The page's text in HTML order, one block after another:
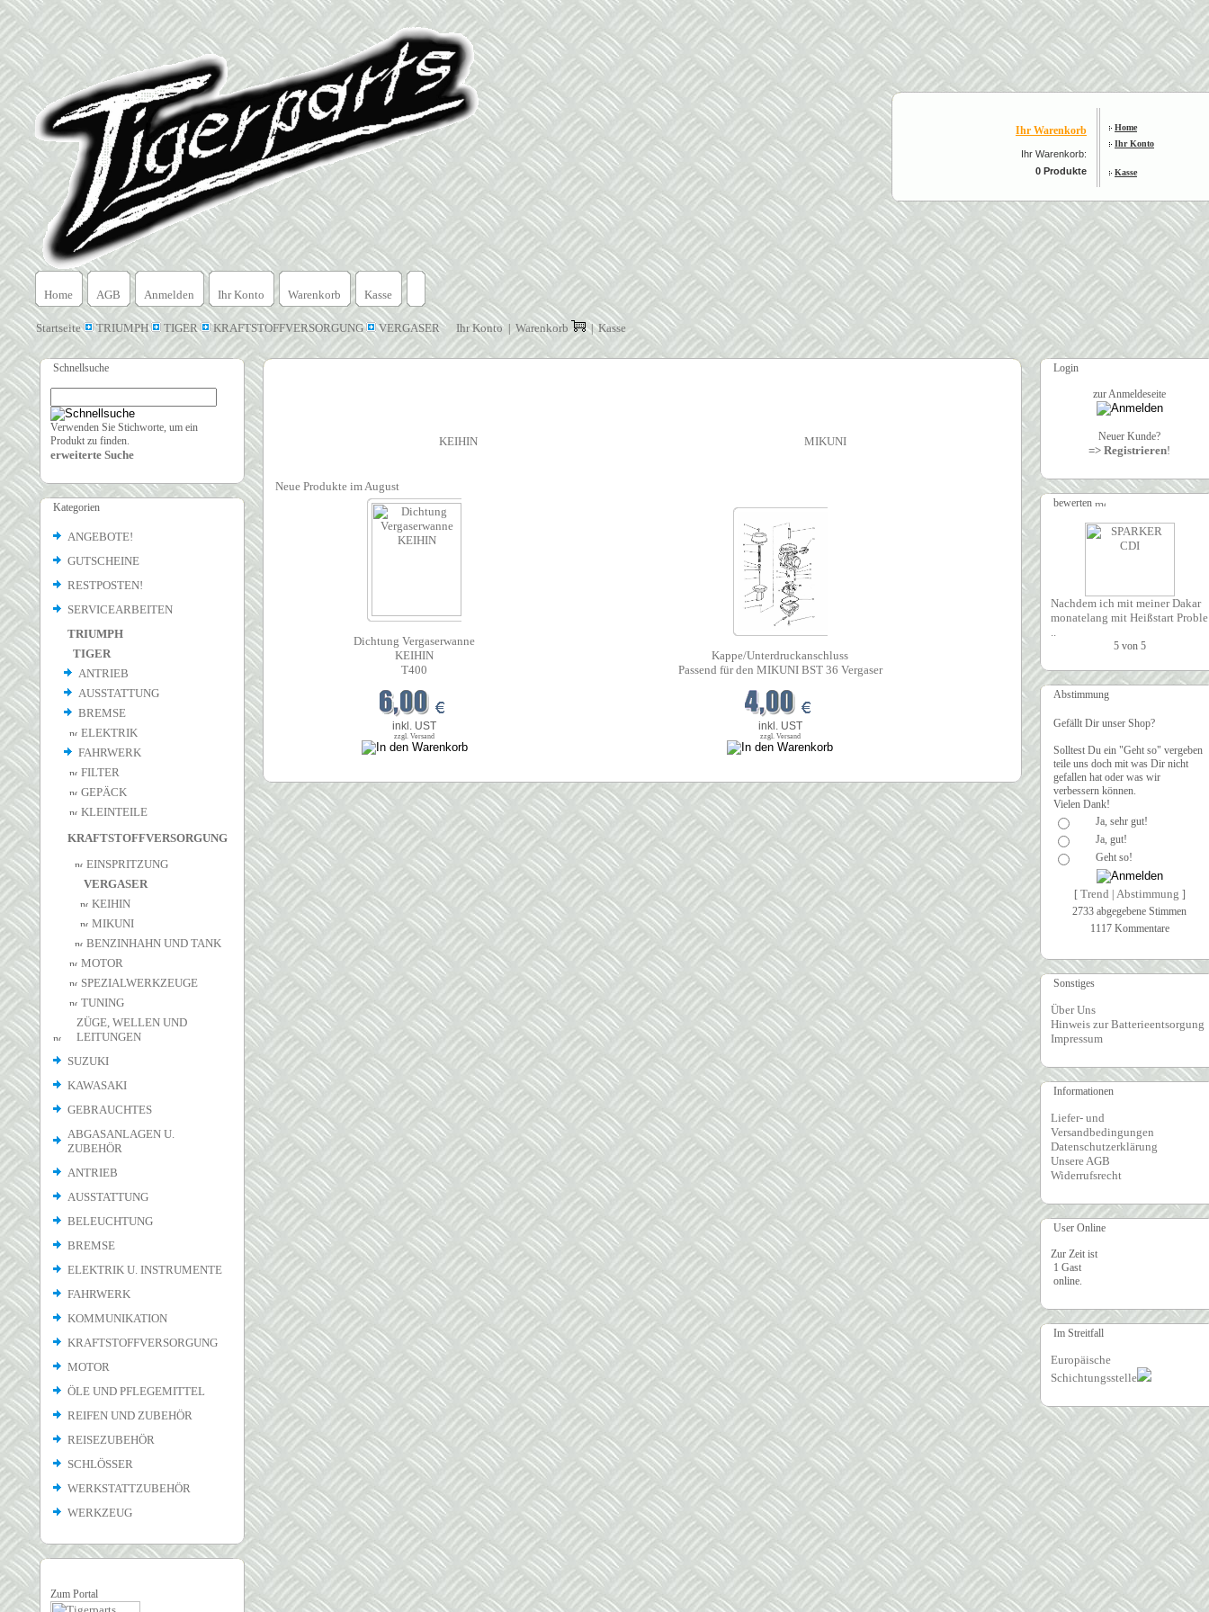
Ihr Warenkorb
Ihr Warenkorb:
0 Produkte
Home
Ihr Konto
Kasse
Home AGB Anmelden Ihr Konto Warenkorb Kasse
Startseite TRIUMPH TIGER KRAFTSTOFFVERSORGUNG VERGASER Ihr Konto| Warenkorb |Kasse
Schnellsuche
Verwenden Sie Stichworte, um ein
Produkt zu finden.
erweiterte Suche
Kategorien
ANGEBOTE!
GUTSCHEINE
RESTPOSTEN!
SERVICEARBEITEN
TRIUMPH
TIGER
ANTRIEB
AUSSTATTUNG
BREMSE
ELEKTRIK
FAHRWERK
FILTER
GEPÄCK
KLEINTEILE
KRAFTSTOFFVERSORGUNG
EINSPRITZUNG
VERGASER
KEIHIN
MIKUNI
BENZINHAHN UND TANK
MOTOR
SPEZIALWERKZEUGE
TUNING
ZÜGE, WELLEN UND
LEITUNGEN
SUZUKI
KAWASAKI
GEBRAUCHTES
ABGASANLAGEN U.
ZUBEHÖR
ANTRIEB
AUSSTATTUNG
BELEUCHTUNG
BREMSE
ELEKTRIK U. INSTRUMENTE
FAHRWERK
KOMMUNIKATION
KRAFTSTOFFVERSORGUNG
MOTOR
ÖLE UND PFLEGEMITTEL
REIFEN UND ZUBEHÖR
REISEZUBEHÖR
SCHLÖSSER
WERKSTATTZUBEHÖR
WERKZEUG
Zum Portal
KEIHIN MIKUNI
Neue Produkte im August
Dichtung Vergaserwanne
KEIHIN
T400
inkl. UST
zzgl. Versand
Kappe/Unterdruckanschluss
Passend für den MIKUNI BST 36 Vergaser
inkl. UST
zzgl. Versand
Login
zur Anmeldeseite
Neuer Kunde?
=> Registrieren!
bewerten
Nachdem ich mit meiner Dakar
monatelang mit Heißstart Proble
..
Abstimmung
Gefällt Dir unser Shop?
Solltest Du ein "Geht so" vergeben
teile uns doch mit was Dir nicht
gefallen hat oder was wir
verbessern können.
Vielen Dank!
Ja, sehr gut!
Ja, gut!
Geht so!
[ Trend Abstimmung ]
2733 abgegebene Stimmen
1117 Kommentare
Sonstiges
Über Uns
Hinweis zur Batterieentsorgung
Impressum
Informationen
Liefer- und
Versandbedingungen
Datenschutzerklärung
Unsere AGB
Widerrufsrecht
User Online
Zur Zeit ist
1 Gast
online.
Im Streitfall
Europäische
Schichtungsstelle